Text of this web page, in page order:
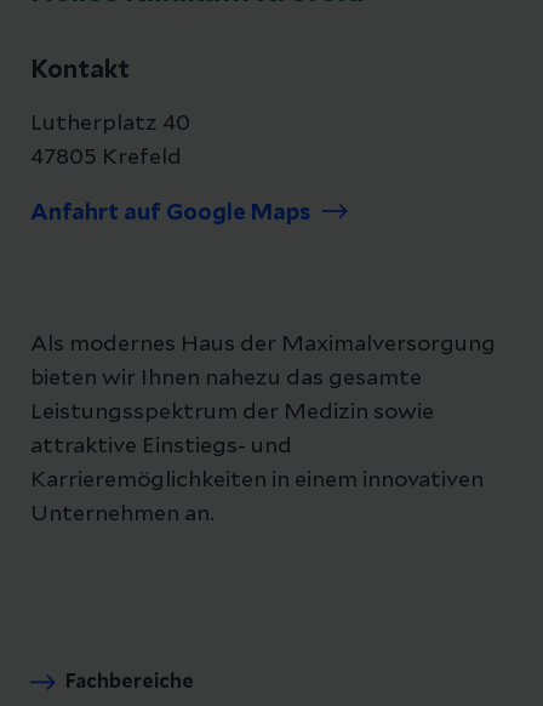
Kontakt
Lutherplatz 40
47805 Krefeld
Anfahrt auf Google Maps
Als modernes Haus der Maximalversorgung
bieten wir Ihnen nahezu das gesamte
Leistungsspektrum der Medizin sowie
attraktive Einstiegs- und
Karrieremöglichkeiten in einem innovativen
Unternehmen an.
Fachbereiche